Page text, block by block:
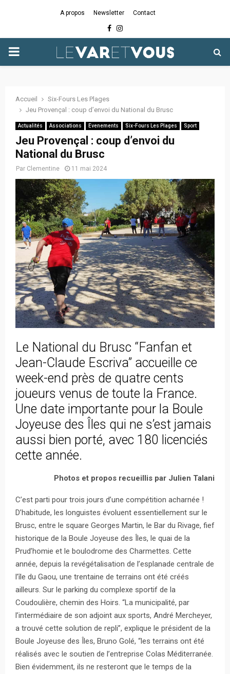
A propos Newsletter Contact
Facebook
Instagram
PRIMARY
Accueil
Six-Fours Les Plages
Jeu Provençal : coup d’envoi du National du Brusc
Actualités Associations Evenements Six-Fours Les Plages Sport
Jeu Provençal : coup d’envoi du
National du Brusc
Par Clementine 11 mai 2024
Le National du Brusc “Fanfan et
Jean-Claude Escriva” accueille ce
week-end près de quatre cents
joueurs venus de toute la France.
Une date importante pour la Boule
Joyeuse des Îles qui ne s’est jamais
aussi bien porté, avec 180 licenciés
cette année.
Photos et propos recueillis par Julien Talani
C’est parti pour trois jours d’une compétition acharnée !
D’habitude, les longuistes évoluent essentiellement sur le
Brusc, entre le square Georges Martin, le Bar du Rivage, fief
historique de la Boule Joyeuse des Îles, le quai de la
Prud’homie et le boulodrome des Charmettes. Cette
année, depuis la revégétalisation de l’esplanade centrale de
l’île du Gaou, une trentaine de terrains ont été créés
ailleurs. Sur le parking du complexe sportif de la
Coudoulière, chemin des Hoirs. “La municipalité, par
l’intermédiaire de son adjoint aux sports, André Mercheyer,
a trouvé cette solution de repli”, explique le président de la
Boule Joyeuse des Îles, Bruno Golé, “les terrains ont été
réalisés avec le soutien de l’entreprise Colas Méditerranée.
Bien évidemment, ils ne resteront que le temps de la